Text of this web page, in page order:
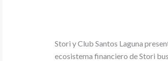
Stori y Club Santos Laguna
ecosistema financiero de Stori